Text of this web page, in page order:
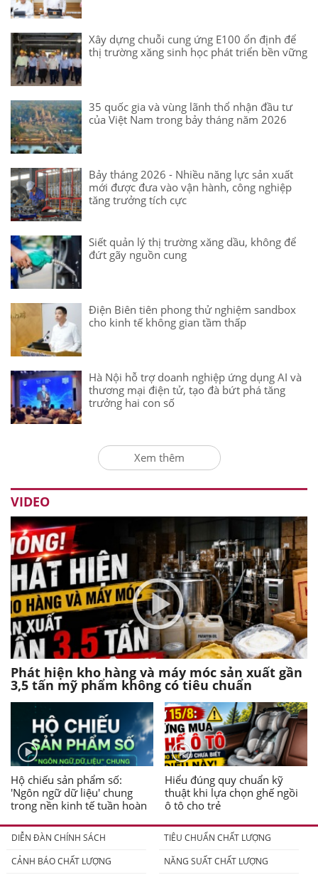
Xây dựng chuỗi cung ứng E100 ổn định để
thị trường xăng sinh học phát triển bền vững
35 quốc gia và vùng lãnh thổ nhận đầu tư
của Việt Nam trong bảy tháng năm 2026
Bảy tháng 2026 - Nhiều năng lực sản xuất
mới được đưa vào vận hành, công nghiệp
tăng trưởng tích cực
Siết quản lý thị trường xăng dầu, không để
đứt gãy nguồn cung
Điện Biên tiên phong thử nghiệm sandbox
cho kinh tế không gian tầm thấp
Hà Nội hỗ trợ doanh nghiệp ứng dụng AI và
thương mại điện tử, tạo đà bứt phá tăng
trưởng hai con số
Xem thêm
VIDEO
Phát hiện kho hàng và máy móc sản xuất gần
3,5 tấn mỹ phẩm không có tiêu chuẩn
Hộ chiếu sản phẩm số:
'Ngôn ngữ dữ liệu' chung
trong nền kinh tế tuần hoàn
Hiểu đúng quy chuẩn kỹ
thuật khi lựa chọn ghế ngồi
ô tô cho trẻ
DIỄN ĐÀN CHÍNH SÁCH
TIÊU CHUẨN CHẤT LƯỢNG
CẢNH BÁO CHẤT LƯỢNG
NĂNG SUẤT CHẤT LƯỢNG